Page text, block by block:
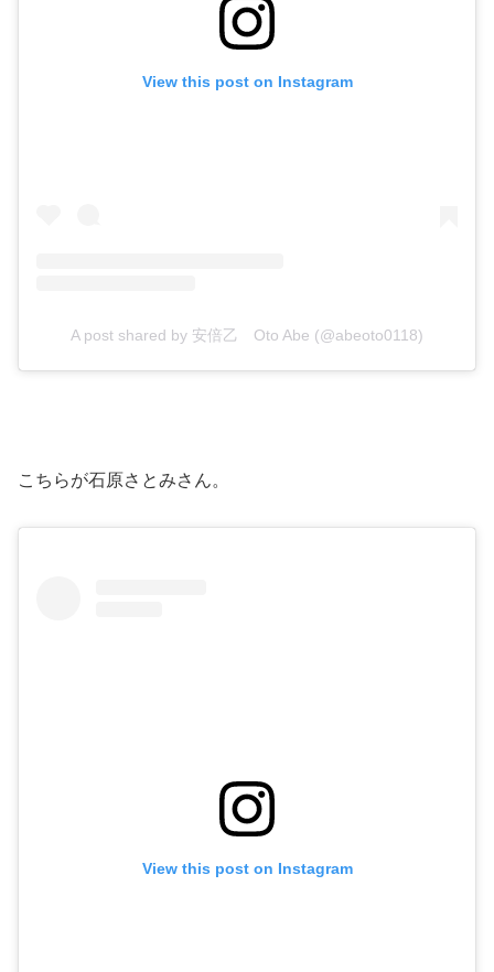
View this post on Instagram
A post shared by 安倍乙 Oto Abe (@abeoto0118)
こちらが石原さとみさん。
View this post on Instagram